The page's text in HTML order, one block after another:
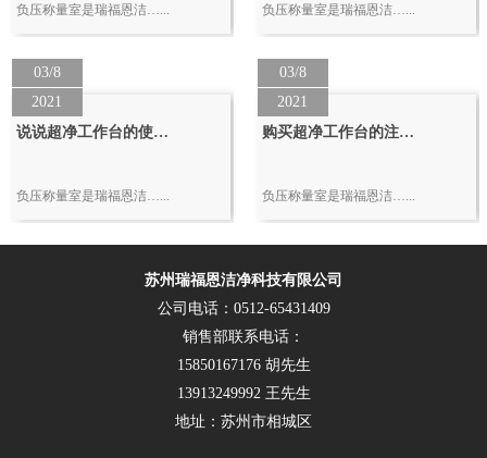
负压称量室是瑞福恩洁…... 负压称量室是瑞福恩洁…...
03/8
2021
说说超净工作台的使…
负压称量室是瑞福恩洁…...
03/8
2021
购买超净工作台的注…
负压称量室是瑞福恩洁…...
苏州瑞福恩洁净科技有限公司
公司电话：0512-65431409
销售部联系电话：
15850167176 胡先生
13913249992 王先生
地址：苏州市相城区